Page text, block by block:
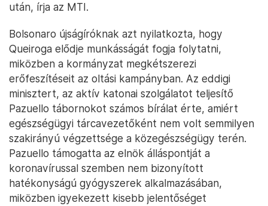
után, írja az MTI.
Bolsonaro újságíróknak azt nyilatkozta, hogy
Queiroga elődje munkásságát fogja folytatni,
miközben a kormányzat megkétszerezi
erőfeszítéseit az oltási kampányban. Az eddigi
minisztert, az aktív katonai szolgálatot teljesítő
Pazuello tábornokot számos bírálat érte, amiért
egészségügyi tárcavezetőként nem volt semmilyen
szakirányú végzettsége a közegészségügy terén.
Pazuello támogatta az elnök álláspontját a
koronavírussal szemben nem bizonyított
hatékonyságú gyógyszerek alkalmazásában,
miközben igyekezett kisebb jelentőséget